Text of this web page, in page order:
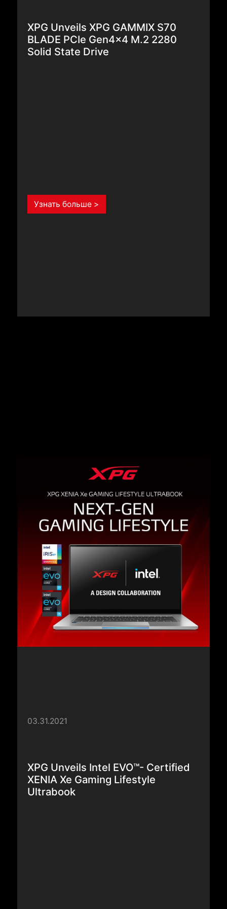
XPG Unveils XPG GAMMIX S70
BLADE PCIe Gen4x4 M.2 2280
Solid State Drive
Узнать больше >
03.31.2021
XPG Unveils Intel EVO™- Certified
XENIA Xe Gaming Lifestyle
Ultrabook